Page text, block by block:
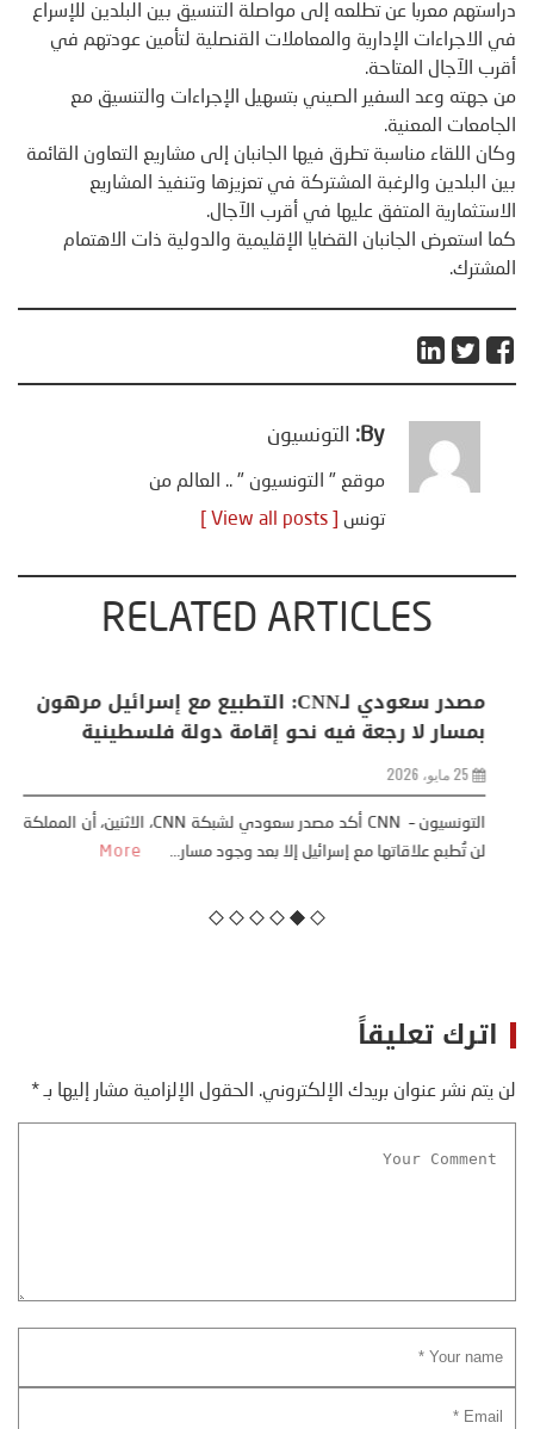
دراستهم معربا عن تطلعه إلى مواصلة التنسيق بين البلدين للإسراع
في الاجراءات الإدارية والمعاملات القنصلية لتأمين عودتهم في
أقرب الآجال المتاحة.
من جهته وعد السفير الصيني بتسهيل الإجراءات والتنسيق مع
الجامعات المعنية.
وكان اللقاء مناسبة تطرق فيها الجانبان إلى مشاريع التعاون القائمة
بين البلدين والرغبة المشتركة في تعزيزها وتنفيذ المشاريع
الاستثمارية المتفق عليها في أقرب الآجال.
كما استعرض الجانبان القضايا الإقليمية والدولية ذات الاهتمام
المشترك.
By: التونسيون
موقع " التونسيون " .. العالم من
تونس
RELATED ARTICLES
البابا: “لا أخشى ترامب” .. ردا على انتقادات وجهها
له الرئيس الأمريكي
13 أبريل، 2026
قال البابا لاون الرابع عشر إنه “لا يخشى” إدارة ترامب، وإنه سيواصل
معارضته للحرب، وذلك بعد أن شنّ الرئيس الأم...
More
اترك تعليقاً
لن يتم نشر عنوان بريدك الإلكتروني. الحقول الإلزامية مشار إليها بـ*